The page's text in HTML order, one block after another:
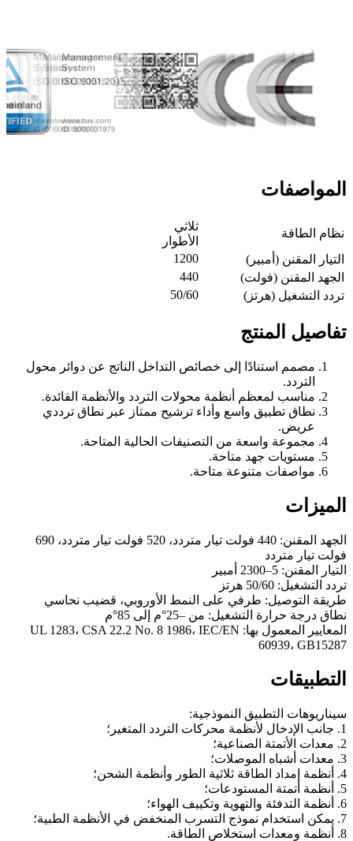
المواصفات
نظام الطاقة
ثلاثي
الأطوار
التيار المقنن (أمبير)
1200
الجهد المقنن (فولت)
440
تردد التشغيل (هرتز)
50/60
تفاصيل المنتج
مصمم استنادًا إلى خصائص التداخل الناتج عن دوائر محول
التردد.
مناسب لمعظم أنظمة محولات التردد والأنظمة القائدة.
نطاق تطبيق واسع وأداء ترشيح ممتاز عبر نطاق ترددي
عريض.
مجموعة واسعة من التصنيفات الحالية المتاحة.
مستويات جهد متاحة.
مواصفات متنوعة متاحة.
الميزات
الجهد المقنن: 440 فولت تيار متردد، 520 فولت تيار متردد، 690
فولت تيار متردد
التيار المقنن: 5–2300 أمبير
تردد التشغيل: 50/60 هرتز
طريقة التوصيل: طرفي على النمط الأوروبي، قضيب نحاسي
نطاق درجة حرارة التشغيل: من –25°م إلى 85°م
المعايير المعمول بها: UL 1283، CSA 22.2 No. 8 1986، IEC/EN
60939، GB15287
التطبيقات
سيناريوهات التطبيق النموذجية:
1. جانب الإدخال لأنظمة محركات التردد المتغير؛
2. معدات الأتمتة الصناعية؛
3. معدات أشباه الموصلات؛
4. أنظمة إمداد الطاقة ثلاثية الطور وأنظمة الشحن؛
5. أنظمة أتمتة المستودعات؛
6. أنظمة التدفئة والتهوية وتكييف الهواء؛
7. يمكن استخدام نموذج التسرب المنخفض في الأنظمة الطبية؛
8. أنظمة ومعدات استخلاص الطاقة.